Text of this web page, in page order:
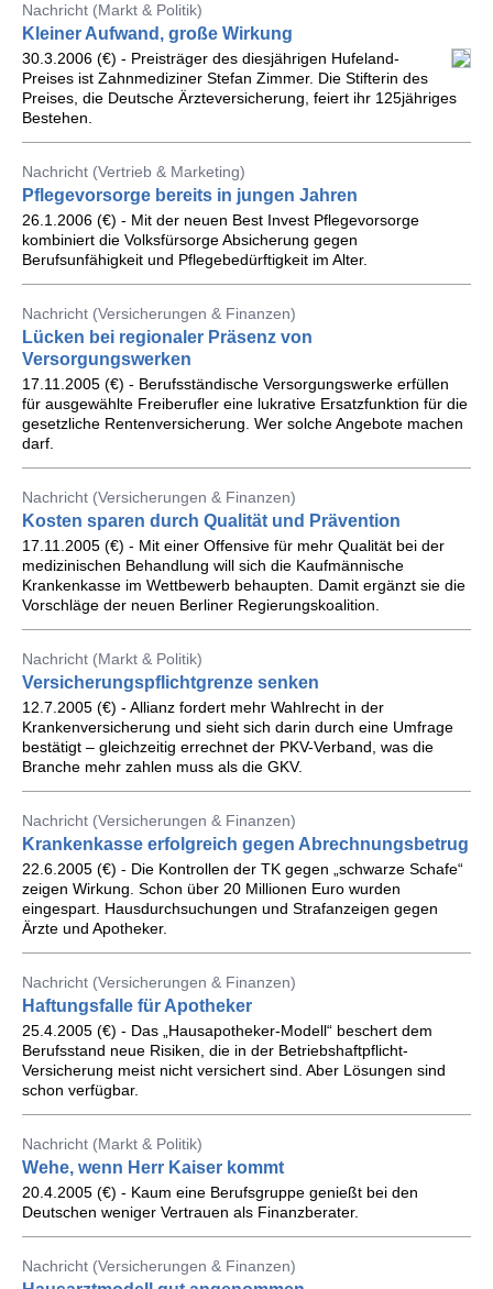
Nachricht (Markt & Politik)
Kleiner Aufwand, große Wirkung
30.3.2006 (€) - Preisträger des diesjährigen Hufeland-
Preises ist Zahnmediziner Stefan Zimmer. Die Stifterin des
Preises, die Deutsche Ärzteversicherung, feiert ihr 125jähriges
Bestehen.
Nachricht (Vertrieb & Marketing)
Pflegevorsorge bereits in jungen Jahren
26.1.2006 (€) - Mit der neuen Best Invest Pflegevorsorge
kombiniert die Volksfürsorge Absicherung gegen
Berufsunfähigkeit und Pflegebedürftigkeit im Alter.
Nachricht (Versicherungen & Finanzen)
Lücken bei regionaler Präsenz von
Versorgungswerken
17.11.2005 (€) - Berufsständische Versorgungswerke erfüllen
für ausgewählte Freiberufler eine lukrative Ersatzfunktion für die
gesetzliche Rentenversicherung. Wer solche Angebote machen
darf.
Nachricht (Versicherungen & Finanzen)
Kosten sparen durch Qualität und Prävention
17.11.2005 (€) - Mit einer Offensive für mehr Qualität bei der
medizinischen Behandlung will sich die Kaufmännische
Krankenkasse im Wettbewerb behaupten. Damit ergänzt sie die
Vorschläge der neuen Berliner Regierungskoalition.
Nachricht (Markt & Politik)
Versicherungspflichtgrenze senken
12.7.2005 (€) - Allianz fordert mehr Wahlrecht in der
Krankenversicherung und sieht sich darin durch eine Umfrage
bestätigt – gleichzeitig errechnet der PKV-Verband, was die
Branche mehr zahlen muss als die GKV.
Nachricht (Versicherungen & Finanzen)
Krankenkasse erfolgreich gegen Abrechnungsbetrug
22.6.2005 (€) - Die Kontrollen der TK gegen „schwarze Schafe“
zeigen Wirkung. Schon über 20 Millionen Euro wurden
eingespart. Hausdurchsuchungen und Strafanzeigen gegen
Ärzte und Apotheker.
Nachricht (Versicherungen & Finanzen)
Haftungsfalle für Apotheker
25.4.2005 (€) - Das „Hausapotheker-Modell“ beschert dem
Berufsstand neue Risiken, die in der Betriebshaftpflicht-
Versicherung meist nicht versichert sind. Aber Lösungen sind
schon verfügbar.
Nachricht (Markt & Politik)
Wehe, wenn Herr Kaiser kommt
20.4.2005 (€) - Kaum eine Berufsgruppe genießt bei den
Deutschen weniger Vertrauen als Finanzberater.
Nachricht (Versicherungen & Finanzen)